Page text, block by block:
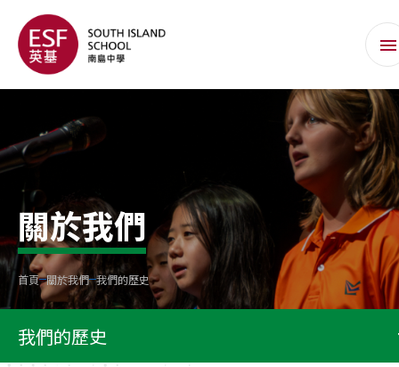
關於我們
首頁 關於我們 我們的歷史
我們的歷史